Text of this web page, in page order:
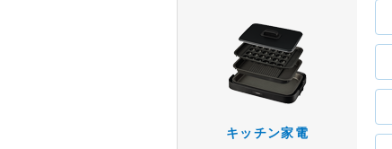
キッチン家電